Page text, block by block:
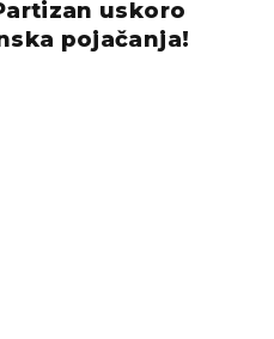
uskoro
pojačanja!